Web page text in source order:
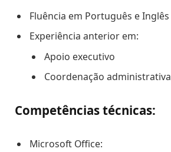
Fluência em Português e Inglês
Experiência anterior em:
Apoio executivo
Coordenação administrativa
Competências técnicas:
Microsoft Office: